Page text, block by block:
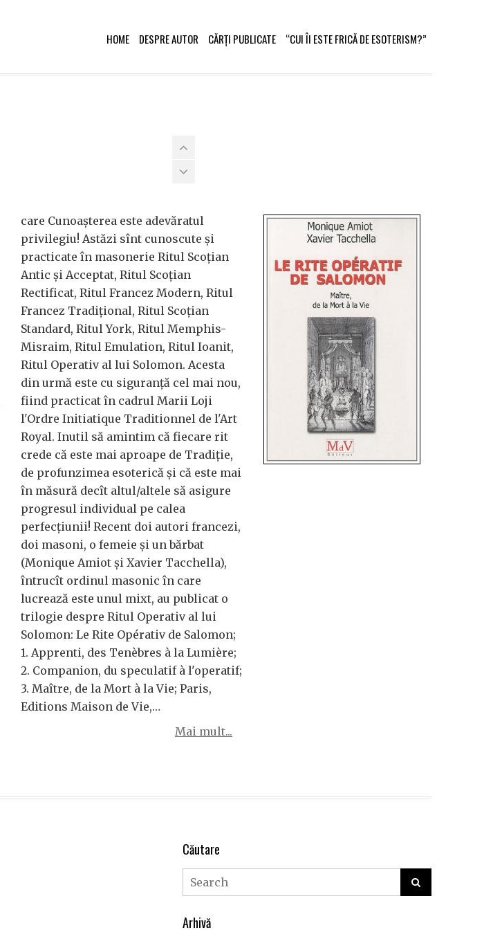
HOME DESPRE AUTOR CĂRȚI PUBLICATE “CUI ÎI ESTE FRICĂ DE ESOTERISM?”
care Cunoaşterea este adevăratul
privilegiu! Astăzi sînt cunoscute şi
practicate în masonerie Ritul Scoţian
Antic şi Acceptat, Ritul Scoţian
Rectificat, Ritul Francez Modern, Ritul
Francez Tradiţional, Ritul Scoţian
Standard, Ritul York, Ritul Memphis-
Misraim, Ritul Emulation, Ritul Ioanit,
Ritul Operativ al lui Solomon. Acesta
din urmă este cu siguranţă cel mai nou,
fiind practicat în cadrul Marii Loji
l'Ordre Initiatique Traditionnel de l'Art
Royal. Inutil să amintim că fiecare rit
crede că este mai aproape de Tradiţie,
de profunzimea esoterică şi că este mai
în măsură decît altul/altele să asigure
progresul individual pe calea
perfecţiunii! Recent doi autori francezi,
doi masoni, o femeie şi un bărbat
(Monique Amiot şi Xavier Tacchella),
întrucît ordinul masonic în care
lucrează este unul mixt, au publicat o
trilogie despre Ritul Operativ al lui
Solomon: Le Rite Opérativ de Salomon;
1. Apprenti, des Tenèbres à la Lumière;
2. Companion, du speculatif à l'operatif;
3. Maître, de la Mort à la Vie; Paris,
Editions Maison de Vie,…
Mai mult...
Căutare
Arhivă